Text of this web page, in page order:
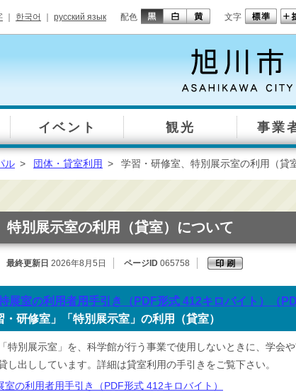
한국어 русский язык 配色 文字
覧
イベント 観光 事業
ル > 団体・貸室利用 > 学習・研修室、特別展示室の利用（貸
特別展示室の利用（貸室）について
最終更新日 2026年8月5日 ページID 065758
展室の利用者用手引き（PDF形式 412キロバイト）（
・研修室」「特別展示室」の利用（貸室）
特別展示室」を、科学館が行う事業で使用しないときに、学会
し出ししています。詳細は貸室利用の手引きをご覧下さい。
室の利用者用手引き（PDF形式 412キロバイト）